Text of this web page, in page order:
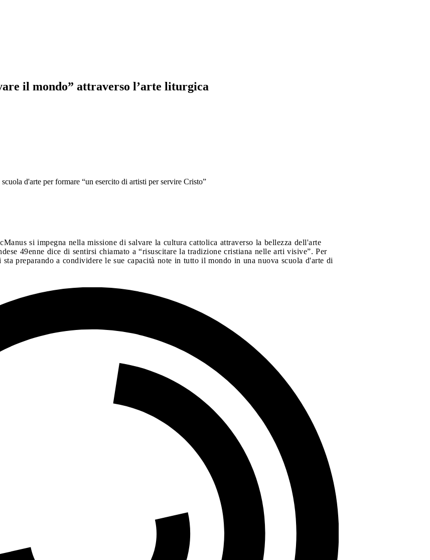
il mondo” attraverso l’arte liturgica
d'arte per formare “un esercito di artisti per servire Cristo”
si impegna nella missione di salvare la cultura cattolica attraverso la bellezza dell'arte
49enne dice di sentirsi chiamato a “risuscitare la tradizione cristiana nelle arti visive”. Per
sta preparando a condividere le sue capacità note in tutto il mondo in una nuova scuola d'arte di